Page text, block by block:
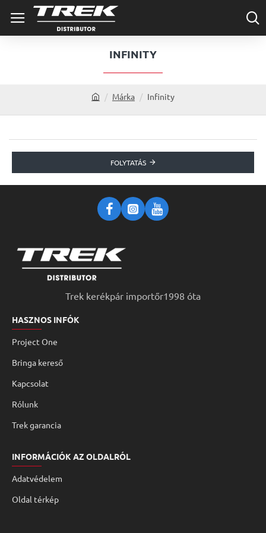
INFINITY
o
e
Márka Infinity
FOLYTATÁS
Trek kerékpár importőr1998 óta
HASZNOS INFÓK
Project One
Bringa kereső
Kapcsolat
Rólunk
Trek garancia
INFORMÁCIÓK AZ OLDALRÓL
Adatvédelem
Oldal térkép